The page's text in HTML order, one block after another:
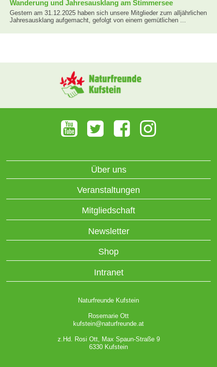
Wanderung und Jahresausklang am Stimmersee
Gestern am 31.12.2025 haben sich unsere Mitglieder zum alljährlichen
Jahresausklang aufgemacht, gefolgt von einem gemütlichen ...
Über uns
Veranstaltungen
Mitgliedschaft
Newsletter
Shop
Intranet
Naturfreunde Kufstein
Rosemarie Ott
kufstein@naturfreunde.at
z.Hd. Rosi Ott, Max Spaun-Straße 9
6330 Kufstein